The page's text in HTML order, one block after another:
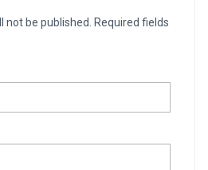
not be published.
Required fields